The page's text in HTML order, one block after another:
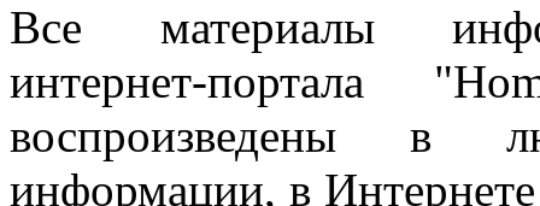
Все материалы
интернет-портала
воспроизведены в
информации, в